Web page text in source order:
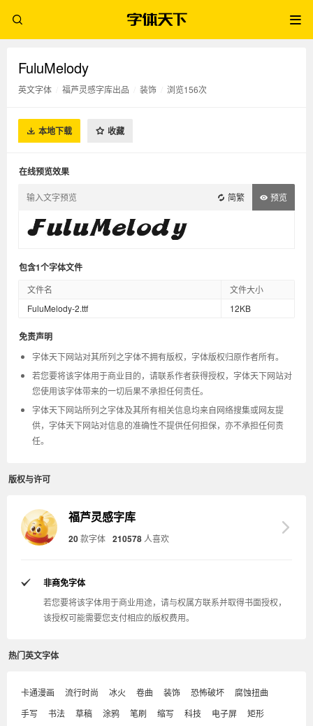
FuluMelody
英文字体 福芦灵感字库出品 装饰 浏览156次
本地下载 收藏
在线预览效果
简繁 预览
包含1个字体文件
文件名
文件大小
FuluMelody-2.ttf
12KB
免责声明
字体天下网站对其所列之字体不拥有版权，字体版权归原作者所有。
若您要将该字体用于商业目的，请联系作者获得授权，字体天下网站对
您使用该字体带来的一切后果不承担任何责任。
字体天下网站所列之字体及其所有相关信息均来自网络搜集或网友提
供，字体天下网站对信息的准确性不提供任何担保，亦不承担任何责
任。
版权与许可
福芦灵感字库
20款字体 210578 人喜欢
非商免字体
若您要将该字体用于商业用途，请与权属方联系并取得书面授权，
该授权可能需要您支付相应的版权费用。
热门英文字体
卡通漫画 流行时尚 冰火 卷曲 装饰 恐怖破坏
腐蚀扭曲
手写
书法 草稿 涂鸦 笔刷 缩写 科技 电子屏
矩形